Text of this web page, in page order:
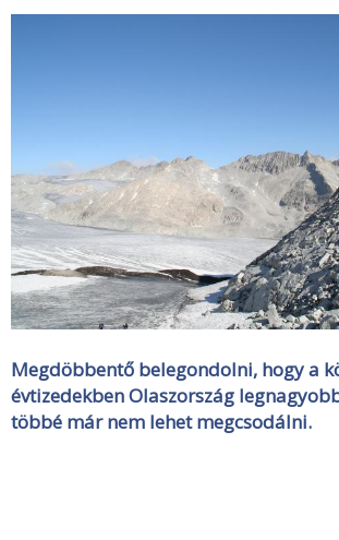
Megdöbbentő belegondolni, hogy a
évtizedekben Olaszország
többé már nem lehet megcsodálni.